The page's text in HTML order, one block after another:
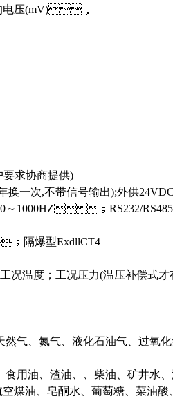
电压(mV)，
要求协商提供)
年换一次,不带信号输出);外供
冲0～1000HZ；RS232/
；隔爆型ExdllCT4
；工况温度；工况压力(温压补偿式才
天然气、氮气、液化石油气、过氧化氢
、食用油、渣油、、柴油、矿井水
航空煤油、皂酮水、葡萄糖、菜油酸